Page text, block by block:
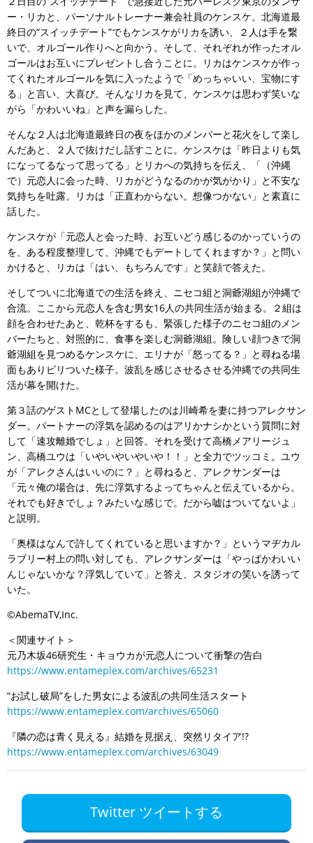
ー・リカと、パーソナルトレーナー兼会社員のケンスケ。北海道最
終日の“スイッチデート”でもケンスケがリカを誘い、２人は手を繋
いで、オルゴール作りへと向かう。そして、それぞれが作ったオル
ゴールはお互いにプレゼントし合うことに。リカはケンスケが作っ
てくれたオルゴールを気に入ったようで「めっちゃいい、宝物にす
る」と言い、大喜び。そんなリカを見て、ケンスケは思わず笑いな
がら「かわいいね」と声を漏らした。
そんな２人は北海道最終日の夜をほかのメンバーと花火をして楽し
んだあと、２人で抜けだし話すことに。ケンスケは「昨日よりも気
になってるなって思ってる」とリカへの気持ちを伝え、「（沖縄
で）元恋人に会った時、リカがどうなるのかが気がかり」と不安な
気持ちを吐露。リカは「正直わからない。想像つかない」と素直に
話した。
ケンスケが「元恋人と会った時、お互いどう感じるのかっていうの
を、ある程度整理して、沖縄でもデートしてくれますか？」と問い
かけると、リカは「はい、もちろんです」と笑顔で答えた。
そしてついに北海道での生活を終え、ニセコ組と洞爺湖組が沖縄で
合流。ここから元恋人を含む男女16人の共同生活が始まる。２組は
顔を合わせたあと、乾杯をするも、緊張した様子のニセコ組のメン
バーたちと、対照的に、食事を楽しむ洞爺湖組。険しい顔つきで洞
爺湖組を見つめるケンスケに、エリナが「怒ってる？」と尋ねる場
面もありピリついた様子。波乱を感じさせるさせる沖縄での共同生
活が幕を開けた。
第３話のゲストMCとして登場したのは川崎希を妻に持つアレクサン
ダー。パートナーの浮気を認めるのはアリかナシかという質問に対
して「速攻離婚でしょ」と回答。それを受けて高橋メアリージュ
ン、高橋ユウは「いやいやいやいや！！」と全力でツッコミ。ユウ
が「アレクさんはいいのに？」と尋ねると、アレクサンダーは
「元々俺の場合は、先に浮気するよってちゃんと伝えているから。
それでも好きでしょ？みたいな感じで。だから嘘はついてないよ」
と説明。
「奥様はなんで許してくれていると思いますか？」というマヂカル
ラブリー村上の問い対しても、アレクサンダーは「やっぱかわいい
んじゃないかな？浮気していて」と答え、スタジオの笑いを誘って
いた。
©AbemaTV,Inc.
＜関連サイト＞
元乃木坂46研究生・キョウカが元恋人について衝撃の告白
https://www.entameplex.com/archives/65231
“お試し破局”をした男女による波乱の共同生活スタート
https://www.entameplex.com/archives/65060
『隣の恋は青く見える』結婚を見据え、突然リタイア!?
https://www.entameplex.com/archives/63049
Twitter ツイートする